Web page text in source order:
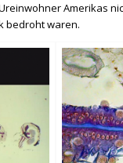
Amerikas
bedroht waren.